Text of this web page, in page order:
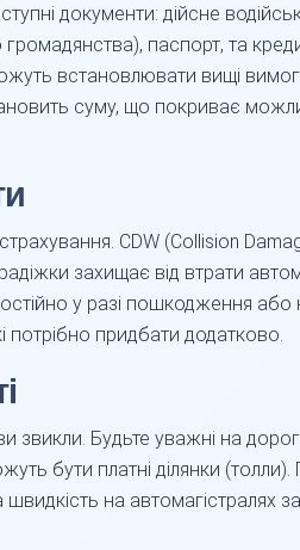
документи: дійсне
паспорт, та
встановлювати вищі
суму, що покриває
CDW (Collision
захищає від втрати
у разі пошкодження або
потрібно придбати додатково.
звикли. Будьте уважні на
бути платні ділянки
на автомагістралях